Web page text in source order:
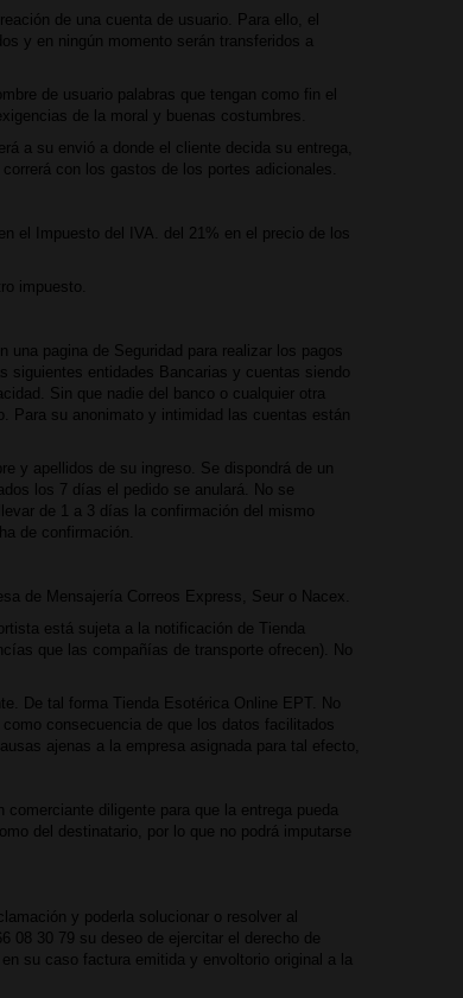
de una cuenta de usuario. Para ello, el
y en ningún momento serán transferidos a
de usuario palabras que tengan como fin el
de la moral y buenas costumbres.
a su envió a donde el cliente decida su entrega,
con los gastos de los portes adicionales.
el Impuesto del IVA. del 21% en el precio de los
impuesto.
una pagina de Seguridad para realizar los pagos
siguientes entidades Bancarias y cuentas siendo
Sin que nadie del banco o cualquier otra
Para su anonimato y intimidad las cuentas están
y apellidos de su ingreso. Se dispondrá de un
los 7 días el pedido se anulará. No se
de 1 a 3 días la confirmación del mismo
de confirmación.
de Mensajería Correos Express, Seur o Nacex.
está sujeta a la notificación de Tienda
que las compañías de transporte ofrecen). No
De tal forma Tienda Esotérica Online EPT. No
consecuencia de que los datos facilitados
ajenas a la empresa asignada para tal efecto,
diligente para que la entrega pueda
del destinatario, por lo que no podrá imputarse
y poderla solucionar o resolver al
08 30 79 su deseo de ejercitar el derecho de
su caso factura emitida y envoltorio original a la